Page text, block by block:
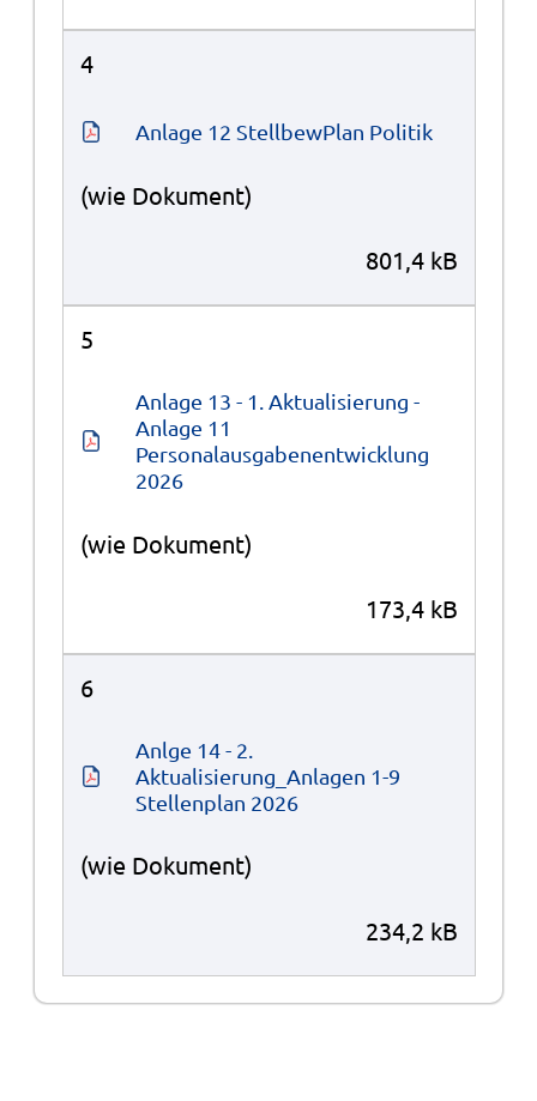
4
Anlage 12 StellbewPlan Politik
(wie Dokument)
801,4 kB
5
Anlage 13 - 1. Aktualisierung -
Anlage 11
Personalausgabenentwicklung
2026
(wie Dokument)
173,4 kB
6
Anlge 14 - 2.
Aktualisierung_Anlagen 1-9
Stellenplan 2026
(wie Dokument)
234,2 kB